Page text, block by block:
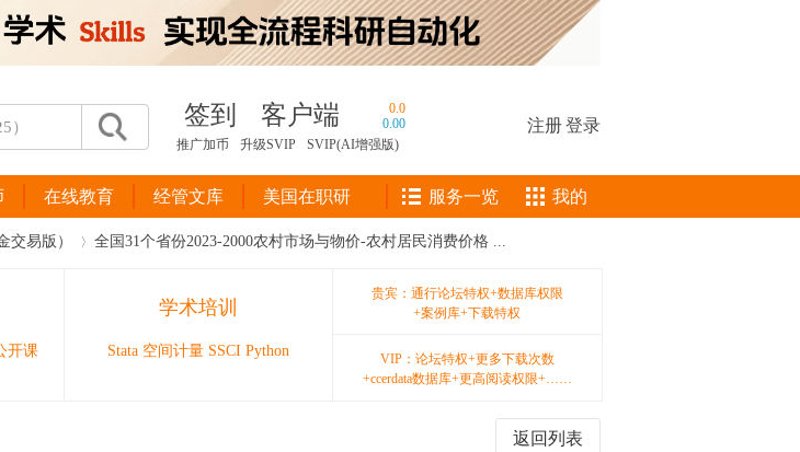
签到 客户端
0.0
0.00
推广加币
升级SVIP SVIP(AI增强版)
注册登录
在线教育 经管文库 美国在职研 服务一览 我的
交易版） 全国31个省份2023-2000农村市场与物价-农村居民消费价格 ...
开课
学术培训
Stata 空间计量 SSCI Python
贵宾：通行论坛特权+数据库权限
+案例库+下载特权
VIP：论坛特权+更多下载次数
+ccerdata数据库+更高阅读权限+……
返回列表